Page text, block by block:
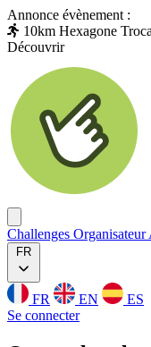
Annonce évènement :
10km Hexagone
Découvrir
Challenges Organisateur
FR
FR EN
ES
Se connecter